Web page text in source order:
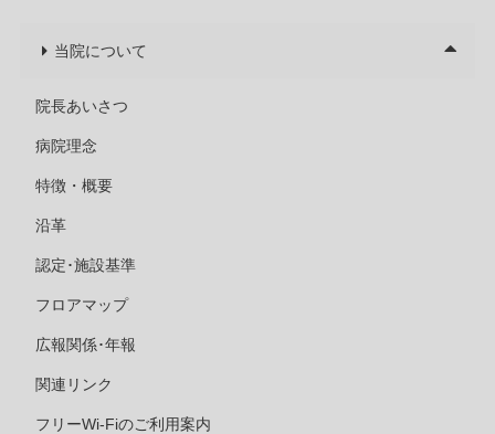
当院について
院長あいさつ
病院理念
特徴・概要
沿革
認定･施設基準
フロアマップ
広報関係･年報
関連リンク
フリーWi-Fiのご利用案内